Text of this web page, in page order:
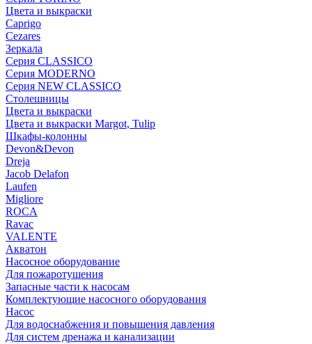
Цвета и выкраски
Caprigo
Cezares
Зеркала
Серия CLASSICO
Серия MODERNO
Серия NEW CLASSICO
Столешницы
Цвета и выкраски
Цвета и выкраски Margot, Tulip
Шкафы-колонны
Devon&Devon
Dreja
Jacob Delafon
Laufen
Migliore
ROCA
Rаvac
VALENTE
Акватон
Насосное оборудование
Для пожаротушения
Запасные части к насосам
Комплектующие насосного оборудования
Насос
Для водоснабжения и повышения давления
Для систем дренажа и канализации